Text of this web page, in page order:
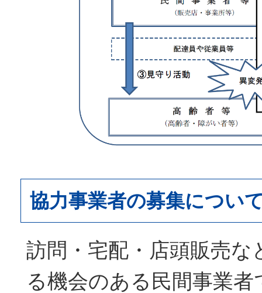
協力事業者の募集につい
訪問・宅配・店頭販売な
る機会のある民間事業